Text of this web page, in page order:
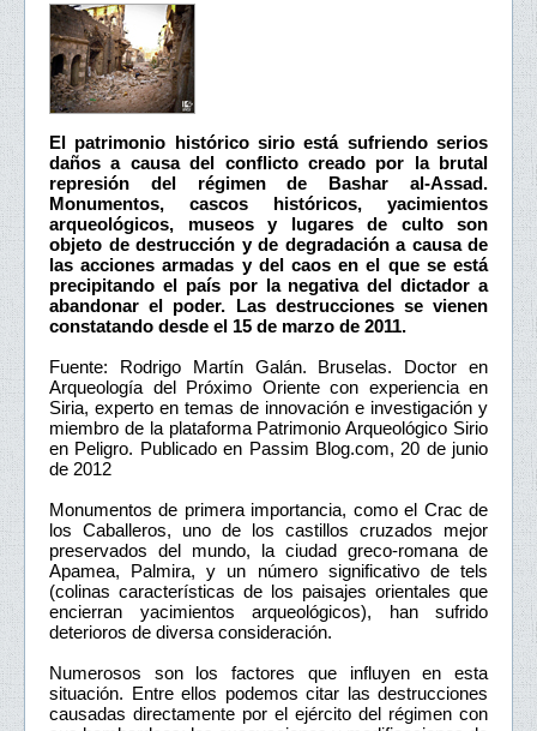
El patrimonio histórico sirio está sufriendo serios
daños a causa del conflicto creado por la brutal
represión del régimen de Bashar al-Assad.
Monumentos, cascos históricos, yacimientos
arqueológicos, museos y lugares de culto son
objeto de destrucción y de degradación a causa de
las acciones armadas y del caos en el que se está
precipitando el país por la negativa del dictador a
abandonar el poder. Las destrucciones se vienen
constatando desde el 15 de marzo de 2011.
Fuente: Rodrigo Martín Galán. Bruselas. Doctor en
Arqueología del Próximo Oriente con experiencia en
Siria, experto en temas de innovación e investigación y
miembro de la plataforma Patrimonio Arqueológico Sirio
en Peligro. Publicado en Passim Blog.com, 20 de junio
de 2012
Monumentos de primera importancia, como el Crac de
los Caballeros, uno de los castillos cruzados mejor
preservados del mundo, la ciudad greco-romana de
Apamea, Palmira, y un número significativo de tels
(colinas características de los paisajes orientales que
encierran yacimientos arqueológicos), han sufrido
deterioros de diversa consideración.
Numerosos son los factores que influyen en esta
situación. Entre ellos podemos citar las destrucciones
causadas directamente por el ejército del régimen con